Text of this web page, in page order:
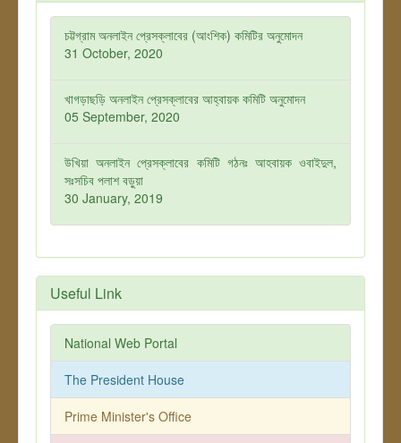
চট্টগ্রাম অনলাইন প্রেসক্লাবের (আংশিক) কমিটির অনুমোদন
31 October, 2020
খাগড়াছড়ি অনলাইন প্রেসক্লাবের আহ্বায়ক কমিটি অনুমোদন
05 September, 2020
উখিয়া অনলাইন প্রেসক্লাবের কমিটি গঠনঃ আহবায়ক ওবাইদুল,
সঃসচিব পলাশ বড়ুয়া
30 January, 2019
Useful Link
National Web Portal
The President House
Prime Minister's Office